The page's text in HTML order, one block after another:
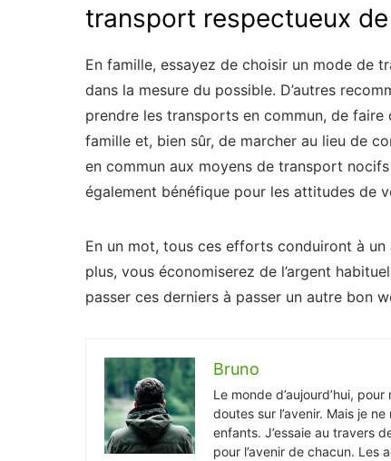
transport respectueux de
En famille, essayez de choisir un mode de
dans la mesure du possible. D’autres
prendre les transports en commun, de
famille et, bien sûr, de marcher au lieu de
en commun aux moyens de transport
également bénéfique pour les attitudes de
En un mot, tous ces efforts conduiront à
plus, vous économiserez de l’argent
passer ces derniers à passer un autre bon
Bruno
Le monde d’aujourd’hui,
doutes sur l’avenir. Mais je
enfants. J’essaie au travers
pour l’avenir de chacun. Les